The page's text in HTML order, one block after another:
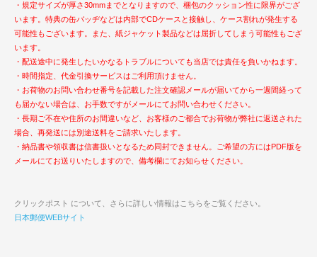
・規定サイズが厚さ30mmまでとなりますので、梱包のクッション性に限界がござ
います。特典の缶バッヂなどは内部でCDケースと接触し、ケース割れが発生する
可能性もございます。また、紙ジャケット製品などは屈折してしまう可能性もござ
います。
・配送途中に発生したいかなるトラブルについても当店では責任を負いかねます。
・時間指定、代金引換サービスはご利用頂けません。
・お荷物のお問い合わせ番号を記載した注文確認メールが届いてから一週間経って
も届かない場合は、お手数ですがメールにてお問い合わせください。
・長期ご不在や住所のお間違いなど、お客様のご都合でお荷物が弊社に返送された
場合、再発送には別途送料をご請求いたします。
・納品書や領収書は信書扱いとなるため同封できません。ご希望の方にはPDF版を
メールにてお送りいたしますので、備考欄にてお知らせください。
クリックポスト について、さらに詳しい情報はこちらをご覧ください。
日本郵便WEBサイト